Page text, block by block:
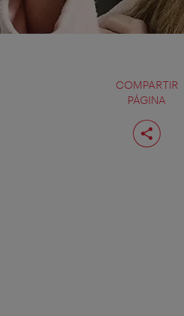
COMPARTIR
PÁGINA
Compartir
página